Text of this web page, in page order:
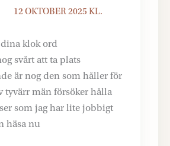
12 OKTOBER 2025 KL.
klok ord
svårt att ta plats
är nog den som håller för
tyvärr män försöker hålla
som jag har lite jobbigt
häsa nu